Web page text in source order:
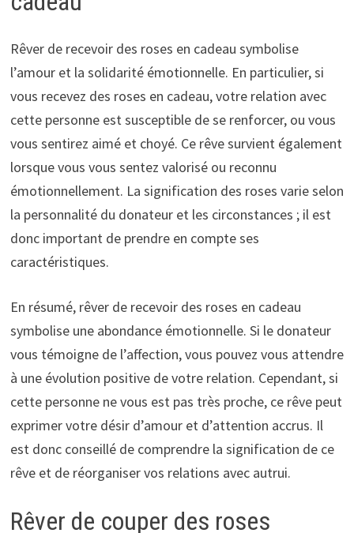
Rêver de recevoir des roses en cadeau symbolise
l’amour et la solidarité émotionnelle. En particulier, si
vous recevez des roses en cadeau, votre relation avec
cette personne est susceptible de se renforcer, ou vous
vous sentirez aimé et choyé. Ce rêve survient également
lorsque vous vous sentez valorisé ou reconnu
émotionnellement. La signification des roses varie selon
la personnalité du donateur et les circonstances ; il est
donc important de prendre en compte ses
caractéristiques.
En résumé, rêver de recevoir des roses en cadeau
symbolise une abondance émotionnelle. Si le donateur
vous témoigne de l’affection, vous pouvez vous attendre
à une évolution positive de votre relation. Cependant, si
cette personne ne vous est pas très proche, ce rêve peut
exprimer votre désir d’amour et d’attention accrus. Il
est donc conseillé de comprendre la signification de ce
rêve et de réorganiser vos relations avec autrui.
Rêver de couper des roses